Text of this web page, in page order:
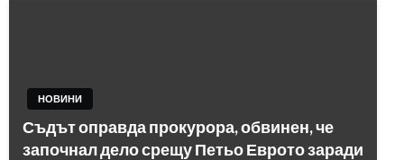
НОВИНИ
Съдът оправда прокурора, обвинен, че
започнал дело срещу Петьо Еврото заради